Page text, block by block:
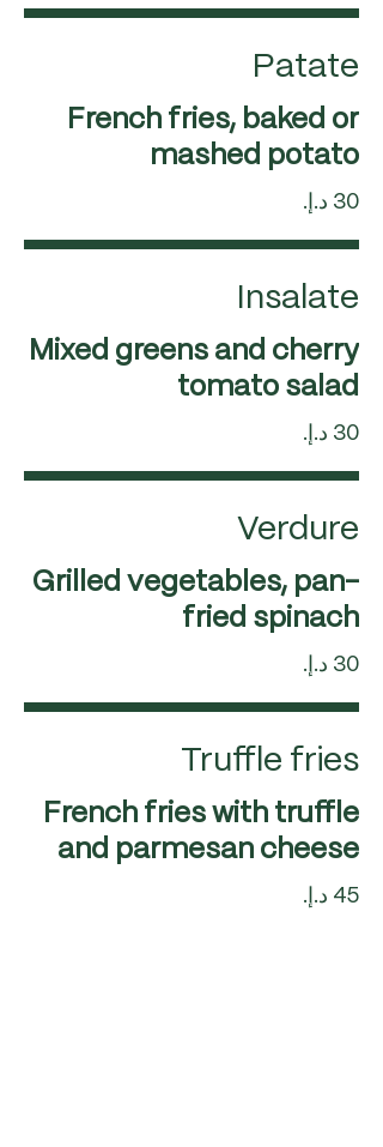
Patate
French fries, baked or
mashed potato
Insalate
Mixed greens and cherry
tomato salad
Verdure
Grilled vegetables, pan-
fried spinach
Truffle fries
French fries with truffle
and parmesan cheese